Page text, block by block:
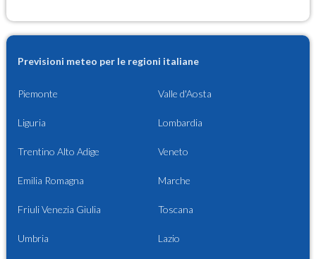
Previsioni meteo per le regioni italiane
Piemonte Valle d'Aosta
Liguria Lombardia
Trentino Alto Adige Veneto
Emilia Romagna Marche
Friuli Venezia Giulia Toscana
Umbria Lazio